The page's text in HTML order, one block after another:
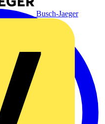
Busch-Jaeger